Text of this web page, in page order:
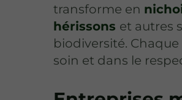
transforme en
hérissons et autres
biodiversité.
soin et dans le